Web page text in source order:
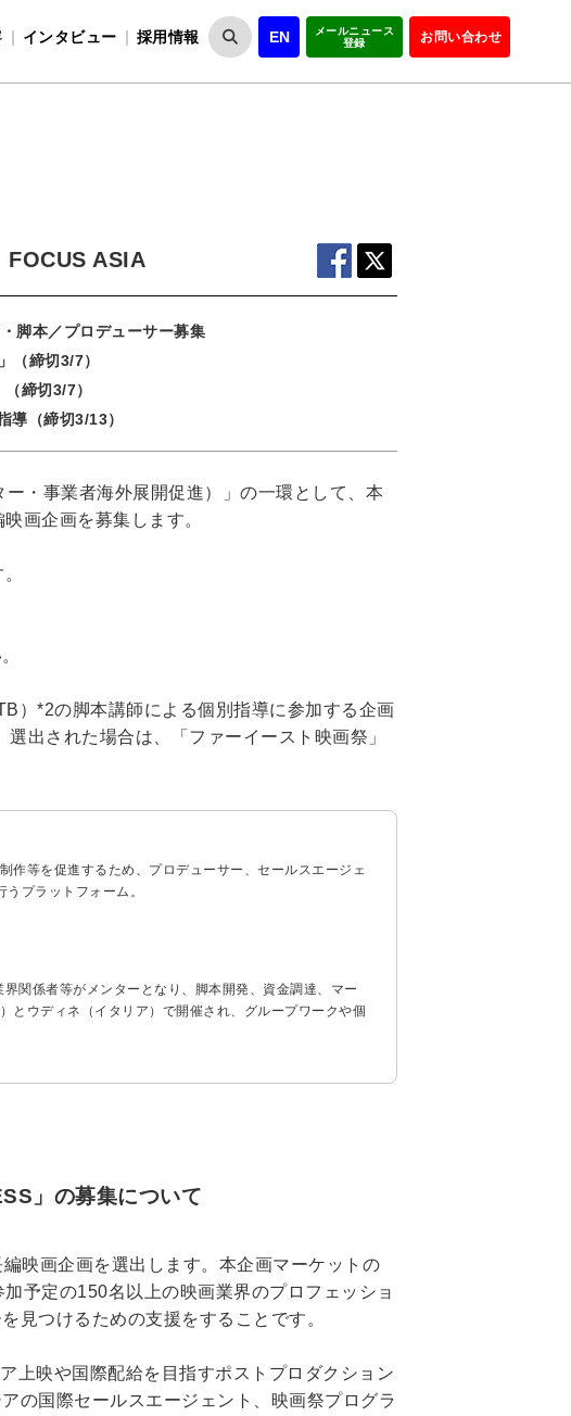
インタビュー 採用情報 EN
メールニュース
登録
お問い合わせ
FOCUS ASIA
脚本／プロデューサー募集
（締切3/7）
締切3/7）
（締切3/13）
・事業者海外展開促進）」の一環として、本
画企画を募集します。
）*2の脚本講師による個別指導に参加する企画
出された場合は、「ファーイースト映画祭」
作等を促進するため、プロデューサー、セールスエージェ
プラットフォーム。
関係者等がメンターとなり、脚本開発、資金調達、マー
とウディネ（イタリア）で開催され、グループワークや個
」の募集について
映画企画を選出します。本企画マーケットの
予定の150名以上の映画業界のプロフェッショ
見つけるための支援をすることです。
上映や国際配給を目指すポストプロダクション
の国際セールスエージェント、映画祭プログラ